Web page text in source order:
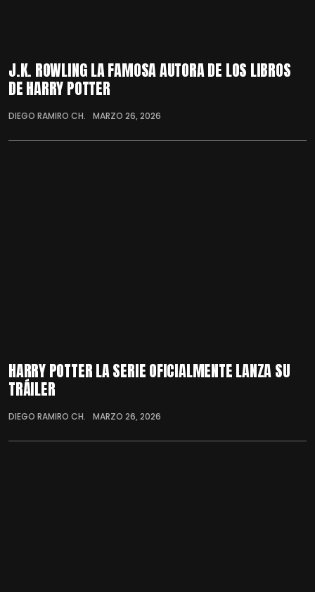
J.K. ROWLING LA FAMOSA AUTORA DE LOS LIBROS
DE HARRY POTTER
DIEGO RAMIRO CH. MARZO 26, 2026
HARRY POTTER LA SERIE OFICIALMENTE LANZA SU
TRÁILER
DIEGO RAMIRO CH. MARZO 26, 2026